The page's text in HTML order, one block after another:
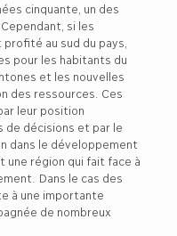
cinquante, un des
si les
au sud du pays,
pour les habitants du
et les nouvelles
des ressources. Ces
leur position
de décisions et par le
dans le développement
une région qui fait face à
Dans le cas des
à une importante
de nombreux